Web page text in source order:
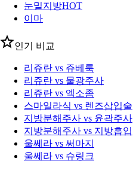
눈밑지방HOT
이마
인기 비교
리쥬란 vs 쥬베룩
리쥬란 vs 물광주사
리쥬란 vs 엑소좀
스마일라식 vs 렌즈삽입술
지방분해주사 vs 윤곽주사
지방분해주사 vs 지방흡입
울쎄라 vs 써마지
울쎄라 vs 슈링크